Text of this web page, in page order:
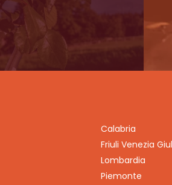
Calabria
Friuli Venezia
Lombardia
Piemonte